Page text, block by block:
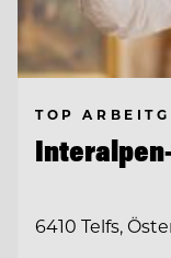
TOP
6410 Telfs,